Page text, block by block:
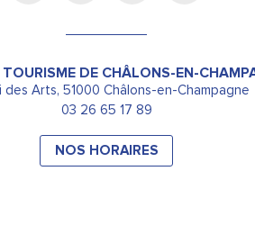
TOURISME DE CHÂLONS-EN-
des Arts, 51000 Châlons-en-Champagne
03 26 65 17 89
NOS HORAIRES